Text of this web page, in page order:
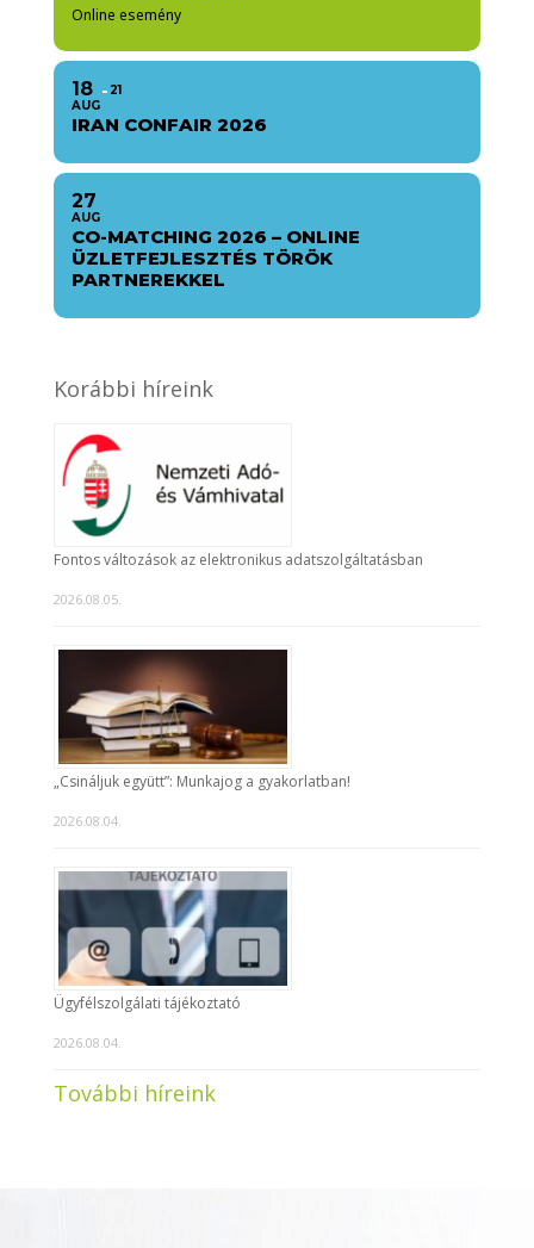
Online esemény
18
AUG
21
IRAN CONFAIR 2026
27
AUG
CO-MATCHING 2026 – ONLINE
ÜZLETFEJLESZTÉS TÖRÖK
PARTNEREKKEL
Korábbi híreink
Fontos változások az elektronikus adatszolgáltatásban
2026.08.05.
„Csináljuk együtt”: Munkajog a gyakorlatban!
2026.08.04.
Ügyfélszolgálati tájékoztató
2026.08.04.
További híreink